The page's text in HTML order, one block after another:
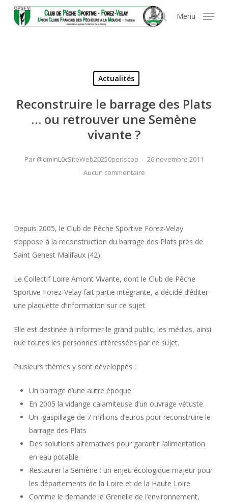
Panneau de gestion des cookies
search
Menu
Actualités
Reconstruire le barrage des Plats
… ou retrouver une Semène
vivante ?
Par @dminL0cSiteWeb20250penscop
26 novembre 2011
Aucun commentaire
Depuis 2005, le Club de Pêche Sportive Forez-Velay
s’oppose à la reconstruction du barrage des Plats près de
Saint Genest Malifaux (42).
Le Collectif Loire Amont Vivante, dont le Club de Pêche
Sportive Forez-Velay fait partie intégrante, a décidé d’éditer
une plaquette d’information sur ce sujet.
Elle est destinée à informer le grand public, les médias, ainsi
que toutes les personnes intéressées par ce sujet.
Plusieurs thèmes y sont développés :
Un barrage d’une autre époque
En 2005 la vidange calamiteuse d’un ouvrage vétuste.
Un gaspillage de 7 millions d’euros pour reconstruire le
barrage des Plats
Des solutions alternatives pour garantir l’alimentation
en eau potable
Restaurer la Semène : un enjeu écologique majeur pour
les départements de la Loire et de la Haute Loire
Comme le demande le Grenelle de l’environnement,